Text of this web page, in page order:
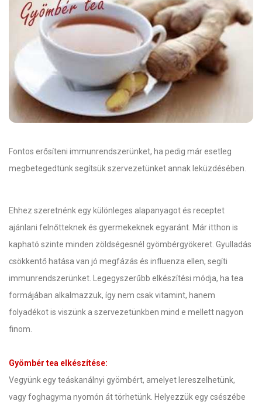
Fontos erősíteni immunrendszerünket, ha pedig már esetleg
megbetegedtünk segítsük szervezetünket annak leküzdésében.
Ehhez szeretnénk egy különleges alapanyagot és receptet
ajánlani felnőtteknek és gyermekeknek egyaránt. Már itthon is
kapható szinte minden zöldségesnél gyömbérgyökeret. Gyulladás
csökkentő hatása van jó megfázás és influenza ellen, segíti
immunrendszerünket. Legegyszerűbb elkészítési módja, ha tea
formájában alkalmazzuk, így nem csak vitamint, hanem
folyadékot is viszünk a szervezetünkben mind e mellett nagyon
finom.
Gyömbér tea elkészítése:
Vegyünk egy teáskanálnyi gyömbért, amelyet lereszelhetünk,
vagy foghagyma nyomón át törhetünk. Helyezzük egy csészébe